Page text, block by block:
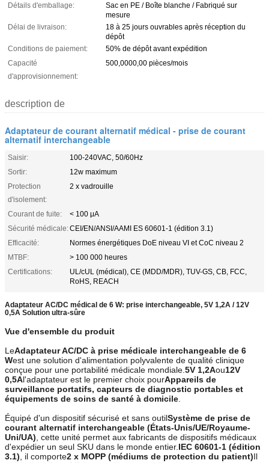
Détails d'emballage:
Sac en PE / Boîte blanche / Fabriqué sur
mesure
Délai de livraison:
18 à 25 jours ouvrables après réception du
dépôt
Conditions de paiement:
50% de dépôt avant expédition
Capacité
d'approvisionnement:
500,0000,00 pièces/mois
description de
Adaptateur de courant alternatif médical - prise de courant
alternatif interchangeable
Saisir:
100-240VAC, 50/60Hz
Sortir:
12w maximum
Protection
d'isolement:
2 x vadrouille
Courant de fuite:
< 100 μA
Sécurité médicale:CEI/EN/ANSI/AAMI ES 60601-1 (édition 3.1)
Efficacité:
Normes énergétiques DoE niveau VI et CoC niveau 2
MTBF:
> 100 000 heures
Certifications:
UL/cUL (médical), CE (MDD/MDR), TUV-GS, CB, FCC,
RoHS, REACH
Adaptateur AC/DC médical de 6 W: prise interchangeable, 5V 1,2A / 12V
0,5A Solution ultra-sûre
Vue d'ensemble du produit
LeAdaptateur AC/DC à prise médicale interchangeable de 6
West une solution d'alimentation polyvalente de qualité clinique
conçue pour une portabilité médicale mondiale. 5V 1,2Aou12V
0,5Al'adaptateur est le premier choix pourAppareils de
surveillance portatifs, capteurs de diagnostic portables et
équipements de soins de santé à domicile
Équipé d'un dispositif sécurisé et sans outilSystème de prise de
courant alternatif interchangeable (États-Unis/UE/Royaume-
Uni/UA) , cette unité permet aux fabricants de dispositifs médicaux
d'expédier un seul SKU dans le monde entier. IEC 60601-1 (édition
3.1) , il comporte2 x MOPP (médiums de protection du patient)Il